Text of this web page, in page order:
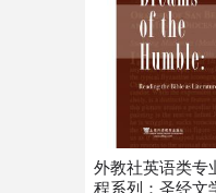
外教社英语类专
程系列：圣经文